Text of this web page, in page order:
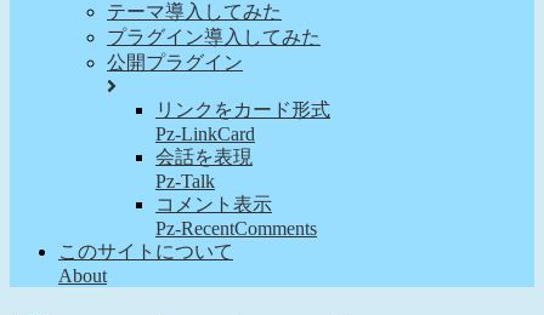
テーマ導入してみた
プラグイン導入してみた
公開プラグイン
リンクをカード形式
Pz-LinkCard
会話を表現
Pz-Talk
コメント表示
Pz-RecentComments
このサイトについて
About